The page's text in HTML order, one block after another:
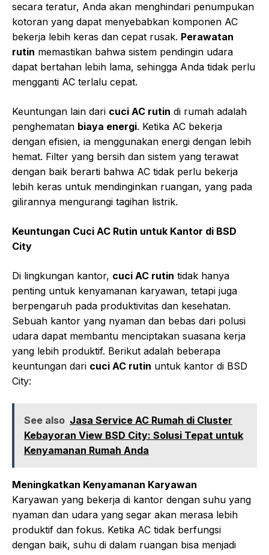
secara teratur, Anda akan menghindari penumpukan
kotoran yang dapat menyebabkan komponen AC
bekerja lebih keras dan cepat rusak. Perawatan
rutin memastikan bahwa sistem pendingin udara
dapat bertahan lebih lama, sehingga Anda tidak perlu
mengganti AC terlalu cepat.
Keuntungan lain dari cuci AC rutin di rumah adalah
penghematan biaya energi. Ketika AC bekerja
dengan efisien, ia menggunakan energi dengan lebih
hemat. Filter yang bersih dan sistem yang terawat
dengan baik berarti bahwa AC tidak perlu bekerja
lebih keras untuk mendinginkan ruangan, yang pada
gilirannya mengurangi tagihan listrik.
Keuntungan Cuci AC Rutin untuk Kantor di BSD
City
Di lingkungan kantor, cuci AC rutin tidak hanya
penting untuk kenyamanan karyawan, tetapi juga
berpengaruh pada produktivitas dan kesehatan.
Sebuah kantor yang nyaman dan bebas dari polusi
udara dapat membantu menciptakan suasana kerja
yang lebih produktif. Berikut adalah beberapa
keuntungan dari cuci AC rutin untuk kantor di BSD
City:
See also Jasa Service AC Rumah di Cluster
Kebayoran View BSD City: Solusi Tepat untuk
Kenyamanan Rumah Anda
Meningkatkan Kenyamanan Karyawan
Karyawan yang bekerja di kantor dengan suhu yang
nyaman dan udara yang segar akan merasa lebih
produktif dan fokus. Ketika AC tidak berfungsi
dengan baik, suhu di dalam ruangan bisa menjadi